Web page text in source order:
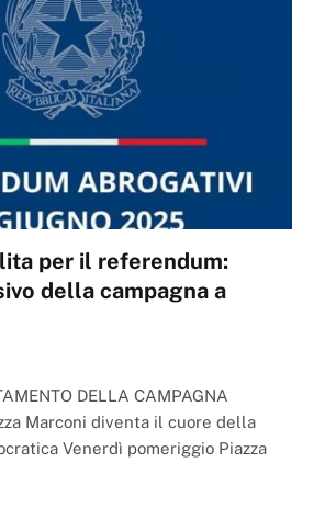
per il referendum:
della campagna a
DELLA CAMPAGNA
Marconi diventa il cuore della
Venerdì pomeriggio Piazza